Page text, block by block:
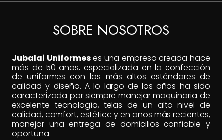
SOBRE NOSOTROS
Jubalai Uniformeses una empresa creada hace
más de 50 años, especializada en la confección
de uniformes con los más altos estándares de
calidad y diseño. A lo largo de los años ha sido
caracterizada por siempre manejar maquinaria de
excelente tecnología, telas de un alto nivel de
calidad, comfort, estética y en años más recientes,
manejar una entrega de domicilios confiable y
oportuna.